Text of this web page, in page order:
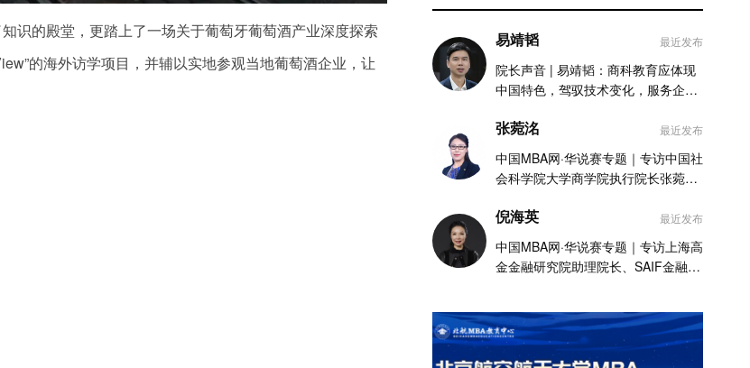
识的殿堂，更踏上了一场关于葡萄牙葡萄酒产业深度探索
的海外访学项目，并辅以实地参观当地葡萄酒企业，让
易靖韬 最近发布
院长声音 | 易靖韬：商科教育应体现
中国特色，驾驭技术变化，服务企业
张菀洺 最近发布
中国MBA网·华说赛专题｜专访中国社
会科学院大学商学院执行院长张菀洺
倪海英 最近发布
中国MBA网·华说赛专题｜专访上海高
金金融研究院助理院长、SAIF金融